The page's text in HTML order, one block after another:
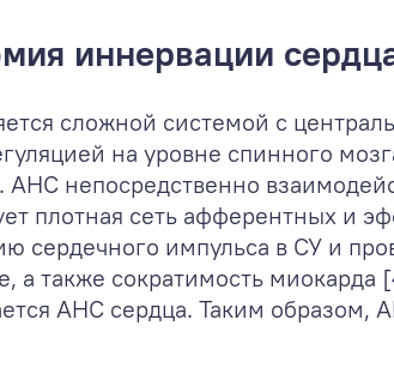
иннервации
сложной системой с
на уровне спинного
АНС непосредственно
плотная сеть афферентных и
сердечного импульса в СУ и
а также сократимость
АНС сердца. Таким образом,